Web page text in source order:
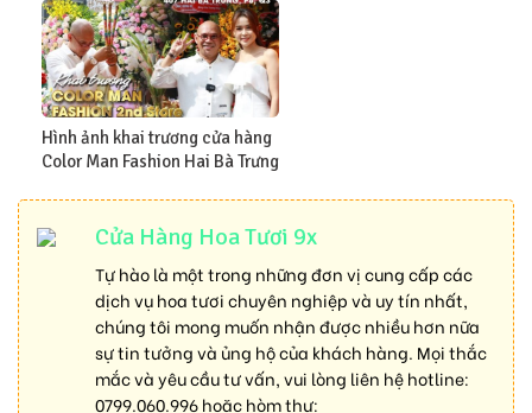
Hình ảnh khai trương cửa hàng
Color Man Fashion Hai Bà Trưng
Cửa Hàng Hoa Tươi 9x
Tự hào là một trong những đơn vị cung cấp các
dịch vụ hoa tươi chuyên nghiệp và uy tín nhất,
chúng tôi mong muốn nhận được nhiều hơn nữa
sự tin tưởng và ủng hộ của khách hàng. Mọi thắc
mắc và yêu cầu tư vấn, vui lòng liên hệ hotline:
0799.060.996hoặc hòm thư: